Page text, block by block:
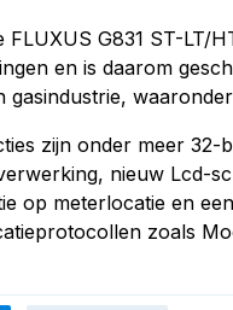
FLUXUS G831 ST-LT/
en is daarom
gasindustrie,
zijn onder meer
nieuw Lcd-
op meterlocatie en
zoals